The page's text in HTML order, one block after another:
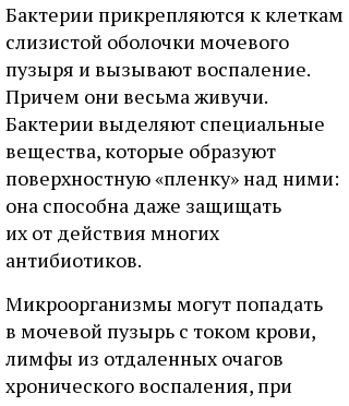
Бактерии прикрепляются к клеткам
слизистой оболочки мочевого
пузыря и вызывают воспаление.
Причем они весьма живучи.
Бактерии выделяют специальные
вещества, которые образуют
поверхностную «пленку» над ними:
она способна даже защищать
их от действия многих
антибиотиков.
Микроорганизмы могут попадать
в мочевой пузырь с током крови,
лимфы из отдаленных очагов
хронического воспаления, при